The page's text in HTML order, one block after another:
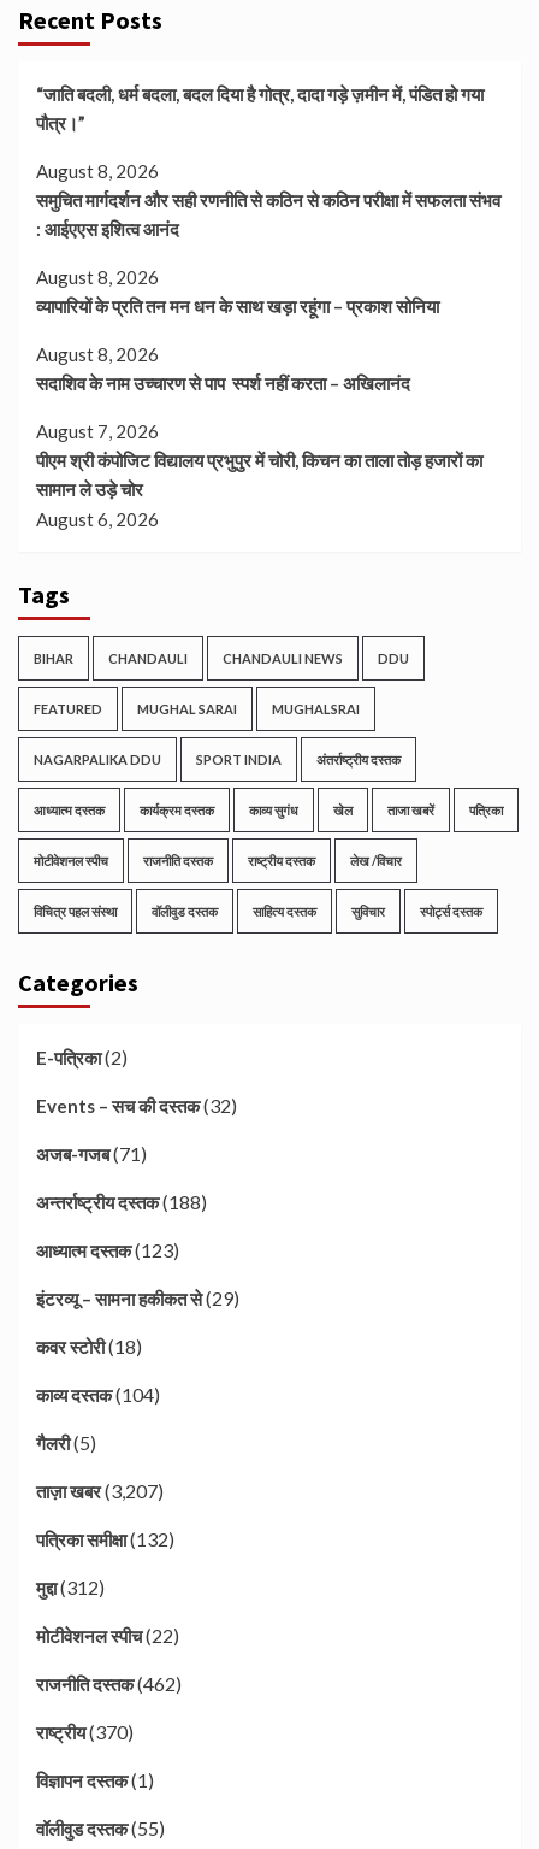
Recent Posts
“जाति बदली, धर्म बदला, बदल दिया है गोत्र, दादा गड़े ज़मीन में, पंडित हो गया
पौत्र।”
August 8, 2026
समुचित मार्गदर्शन और सही रणनीति से कठिन से कठिन परीक्षा में सफलता संभव
: आईएएस इशित्व आनंद
August 8, 2026
व्यापारियों के प्रति तन मन धन के साथ खड़ा रहूंगा – प्रकाश सोनिया
August 8, 2026
सदाशिव के नाम उच्चारण से पाप स्पर्श नहीं करता – अखिलानंद
August 7, 2026
पीएम श्री कंपोजिट विद्यालय प्रभुपुर में चोरी, किचन का ताला तोड़ हजारों का
सामान ले उड़े चोर
August 6, 2026
Tags
BIHAR CHANDAULI CHANDAULI NEWS DDU
FEATURED MUGHAL SARAI MUGHALSRAI
NAGARPALIKA DDU SPORT INDIA अंतर्राष्ट्रीय दस्तक
आध्यात्म दस्तक कार्यक्रम दस्तक काव्य सुगंध खेल ताजा खबरें पत्रिका
मोटीवेशनल स्पीच राजनीति दस्तक राष्ट्रीय दस्तक लेख /विचार
विचित्र पहल संस्था वॉलीवुड दस्तक साहित्य दस्तक सुविचार स्पोर्ट्स दस्तक
Categories
E-पत्रिका(2)
Events – सच की दस्तक(32)
अजब-गजब(71)
अन्तर्राष्ट्रीय दस्तक(188)
आध्यात्म दस्तक(123)
इंटरव्यू – सामना हकीकत से(29)
कवर स्टोरी(18)
काव्य दस्तक(104)
गैलरी(5)
ताज़ा खबर(3,207)
पत्रिका समीक्षा(132)
मुद्दा(312)
मोटीवेशनल स्पीच(22)
राजनीति दस्तक(462)
राष्ट्रीय(370)
विज्ञापन दस्तक(1)
वॉलीवुड दस्तक(55)